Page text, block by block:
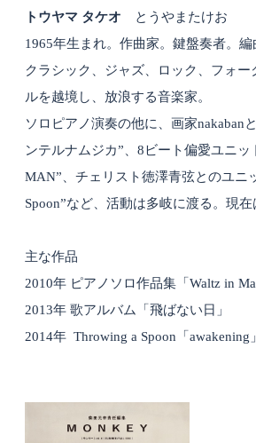
トウヤマ タケオ とうやまたけお
1965年生まれ。作曲家。鍵盤奏者。編
クラシック、ジャズ、ロック、フォー
ルを越境し、放浪する音楽家。
ソロピアノ演奏の他に、画家nakaban
ンテルナムジカ”、8ビート偏愛ユニッ
MAN”、チェリスト徳澤青弦とのユニ
Spoon”など、活動は多岐に渡る。現在
主な作品
2010年 ピアノソロ作品集「Waltz in
2013年 歌アルバム「飛ばない日」
2014年 Throwing a Spoon「awakening」